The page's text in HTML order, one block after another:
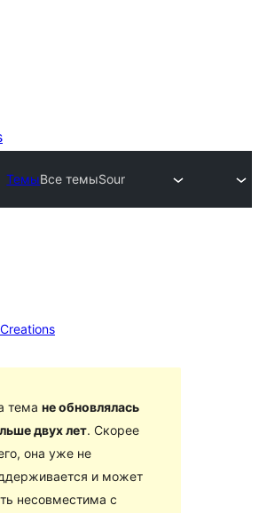
ТемыВсе темыSour
тема не обновлялась
двух лет. Скорее
она уже не
и может
несовместима с